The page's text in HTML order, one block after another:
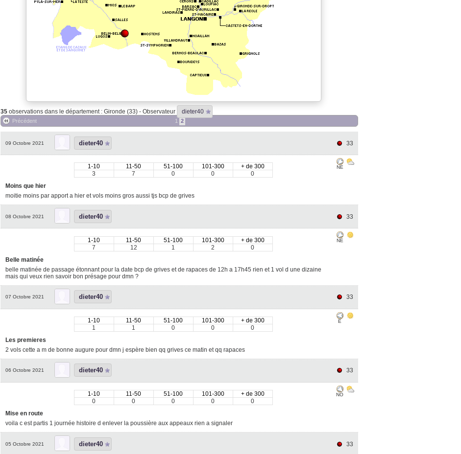
35observations dans le département : Gironde (33) - Observateur dieter40
Précédent 1 2
09 Octobre 2021 dieter40 33
1-10 11-50 51-100 101-300
+ de 300
3
7 0 0
0
Moins que hier
moitie moins par apport a hier et vols moins gros aussi tjs bcp de grives
NE
08 Octobre 2021 dieter40 33
1-10 11-50 51-100 101-300
+ de 300
7
12 1 2
0
Belle matinée
belle matinée de passage étonnant pour la date bcp de grives et de rapaces de 12h a 17h45 rien et 1 vol d une dizaine
mais qui veux rien savoir bon présage pour dmn ?
NE
07 Octobre 2021 dieter40 33
1-10 11-50 51-100 101-300
+ de 300
1
1 0 0
0
Les premieres
2 vols cette a m de bonne augure pour dmn j espère bien qq grives ce matin et qq rapaces
E
06 Octobre 2021 dieter40 33
1-10 11-50 51-100 101-300
+ de 300
0
0 0 0
0
Mise en route
voila c est partis 1 journée histoire d enlever la poussière aux appeaux rien a signaler
NO
05 Octobre 2021 dieter40 33